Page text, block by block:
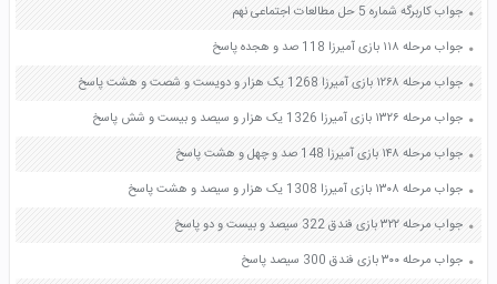
جواب کاربرگه شماره 5 حل مطالعات اجتماعی نهم
جواب مرحله ۱۱۸ بازی آمیرزا 118 صد و هجده پاسخ
جواب مرحله ۱۲۶۸ بازی آمیرزا 1268 یک هزار و دویست و شصت و هشت پاسخ
جواب مرحله ۱۳۲۶ بازی آمیرزا 1326 یک هزار و سیصد و بیست و شش پاسخ
جواب مرحله ۱۴۸ بازی آمیرزا 148 صد و چهل و هشت پاسخ
جواب مرحله ۱۳۰۸ بازی آمیرزا 1308 یک هزار و سیصد و هشت پاسخ
جواب مرحله ۳۲۲ بازی فندق 322 سیصد و بیست و دو پاسخ
جواب مرحله ۳۰۰ بازی فندق 300 سیصد پاسخ